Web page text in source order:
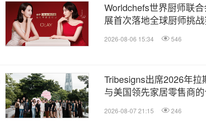
Worldchefs世界厨师联
展首次落地全球厨师挑
2026-08-06 15:34 546
Tribesigns出席2026年
与美国领先家居零售商
2026-08-07 21:15 246